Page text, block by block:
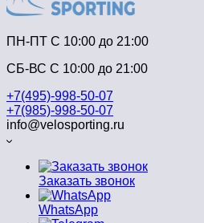
ПН-ПТ C 10:00 до 21:00
СБ-ВС С 10:00 до 21:00
+7(495)-998-50-07
+7(985)-998-50-07
info@velosporting.ru
Заказать звонок
WhatsApp